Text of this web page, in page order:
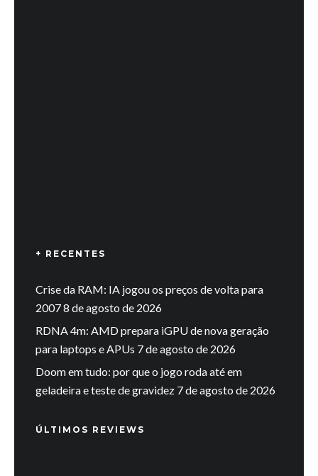
+ RECENTES
Crise da RAM: IA jogou os preços de volta para
20078 de agosto de 2026
RDNA 4m: AMD prepara iGPU de nova geração
para laptops e APUs 7 de agosto de 2026
Doom em tudo: por que o jogo roda até em
geladeira e teste de gravidez 7 de agosto de 2026
ÚLTIMOS REVIEWS